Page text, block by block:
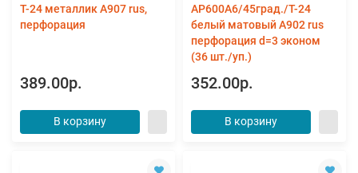
Т-24 металлик А907 rus,
перфорация
389.00р.
В корзину
AP600A6/45град./Т-24
белый матовый А902 rus
перфорация d=3 эконом
(36 шт./уп.)
352.00р.
В корзину